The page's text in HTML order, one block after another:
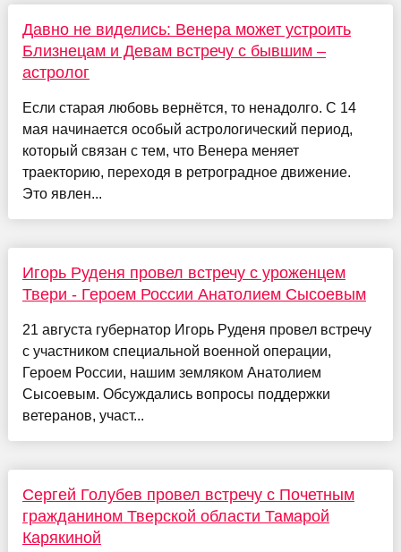
Давно не виделись: Венера может устроить
Близнецам и Девам встречу с бывшим –
астролог
Если старая любовь вернётся, то ненадолго. С 14
мая начинается особый астрологический период,
который связан с тем, что Венера меняет
траекторию, переходя в ретроградное движение.
Это явлен...
Игорь Руденя провел встречу с уроженцем
Твери - Героем России Анатолием Сысоевым
21 августа губернатор Игорь Руденя провел встречу
с участником специальной военной операции,
Героем России, нашим земляком Анатолием
Сысоевым. Обсуждались вопросы поддержки
ветеранов, участ...
Сергей Голубев провел встречу с Почетным
гражданином Тверской области Тамарой
Карякиной